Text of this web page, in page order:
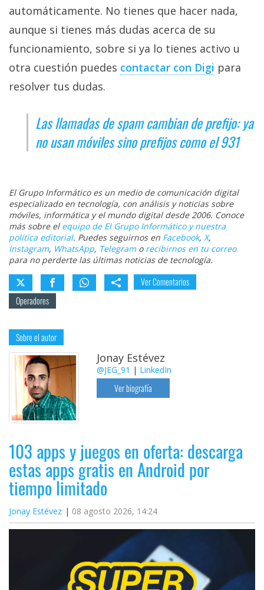
automáticamente. No tienes que hacer nada,
aunque si tienes más dudas acerca de su
funcionamiento, sobre si ya lo tienes activo u
otra cuestión puedes contactar con Digi‎ para
resolver tus dudas.
Las llamadas de spam cambian de prefijo: ya
no usan móviles sino prefijos como el 931
El Grupo Informático es un medio de comunicación digital
especializado en tecnología, con análisis y noticias sobre
móviles, informática y el mundo digital desde 2006. Conoce
más sobre el equipo de El Grupo Informático y nuestra
política editorial. Puedes seguirnos en Facebook, X,
Instagram, WhatsApp, Telegramo recibirnos en tu correo
para no perderte las últimas noticias de tecnología.
Ver Comentarios
Operadores
Sobre el autor
Jonay Estévez
@JEG_91 | LinkedIn
Ver biografía
103 apps y juegos en oferta: descarga
estas apps gratis en Android por
tiempo limitado
Jonay Estévez 08 agosto 2026, 14:24